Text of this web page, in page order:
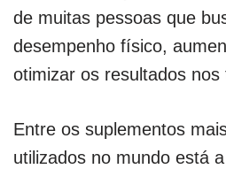
de muitas pessoas que
desempenho físico,
otimizar os resultados nos
Entre os suplementos
utilizados no mundo está